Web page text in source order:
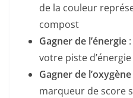
de la couleur
compost
Gagner de l’énergie
votre piste d’énergie
Gagner de l’oxygène
marqueur de score